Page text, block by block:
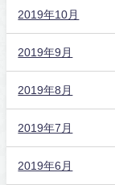
2019年10月
2019年9月
2019年8月
2019年7月
2019年6月